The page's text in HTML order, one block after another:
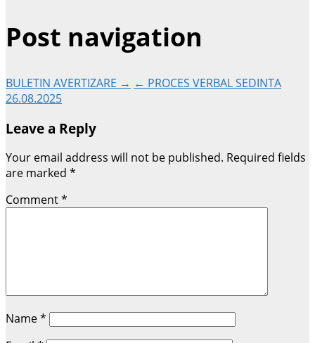
Post navigation
BULETIN AVERTIZARE → ← PROCES VERBAL SEDINTA
26.08.2025
Leave a Reply
Your email address will not be published. Required fields
are marked *
Comment*
Name*